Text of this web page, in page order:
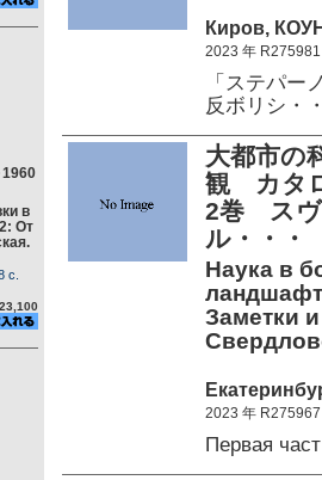
в
От
c.
Киров,
2023 年 R275981
「ステパー
反ボリシ・
大都市の
観 カタ
2巻 スヴ
ル・・・
Наука в
ландшафт
Заметки
2023 年 R275967
Первая